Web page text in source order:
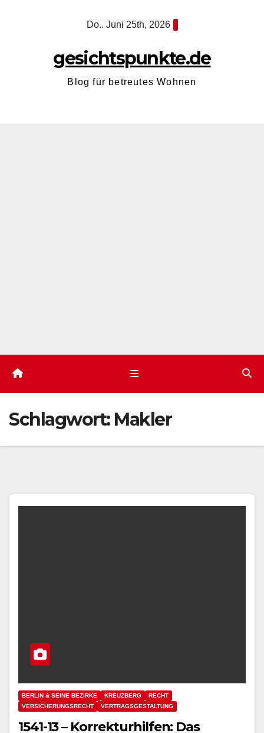
Do.. Juni 25th, 2026
gesichtspunkte.de
Blog für betreutes Wohnen
Schlagwort: Makler
BERLIN & SEINE BEZIRKE KREUZBERG
RECHT
VERSICHERUNGSRECHT
VERTRAGSGESTALTUNG
1541-13 – Korrekturhilfen: Das